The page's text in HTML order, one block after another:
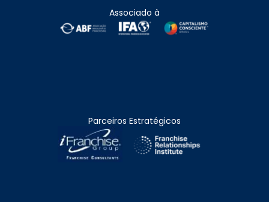
Associado à
Parceiros Estratégicos